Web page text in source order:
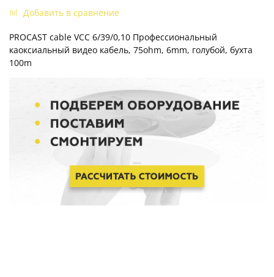
Добавить в сравнение
PROCAST cable VCC 6/39/0,10 Профессиональный
каоксиальный видео кабель, 75ohm, 6mm, голубой, бухта
100m